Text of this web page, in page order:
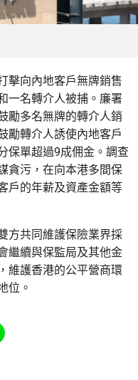
擊向內地客戶無牌銷售
一名轉介人被捕。廉署
勵多名無牌的轉介人銷
勵轉介人誘使內地客戶
保單超過9成佣金。調查
貪污，在向本港多間保
戶的年薪及資產金額等
方共同維護保險業界採
繼續與保監局及其他金
維護香港的公平營商環
位。
to WhatsApp